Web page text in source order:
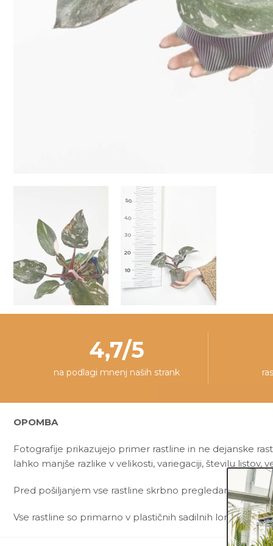
4,7/5
na podlagi mnenj naših strank
OPOMBA
Fotografije prikazujejo primer rastline in ne dejanske
lahko manjše razlike v velikosti, variegaciji, številu listov,
Pred pošiljanjem vse rastline skrbno pregledamo in
Vse rastline so primarno v plastičnih sadilnih lončkih.